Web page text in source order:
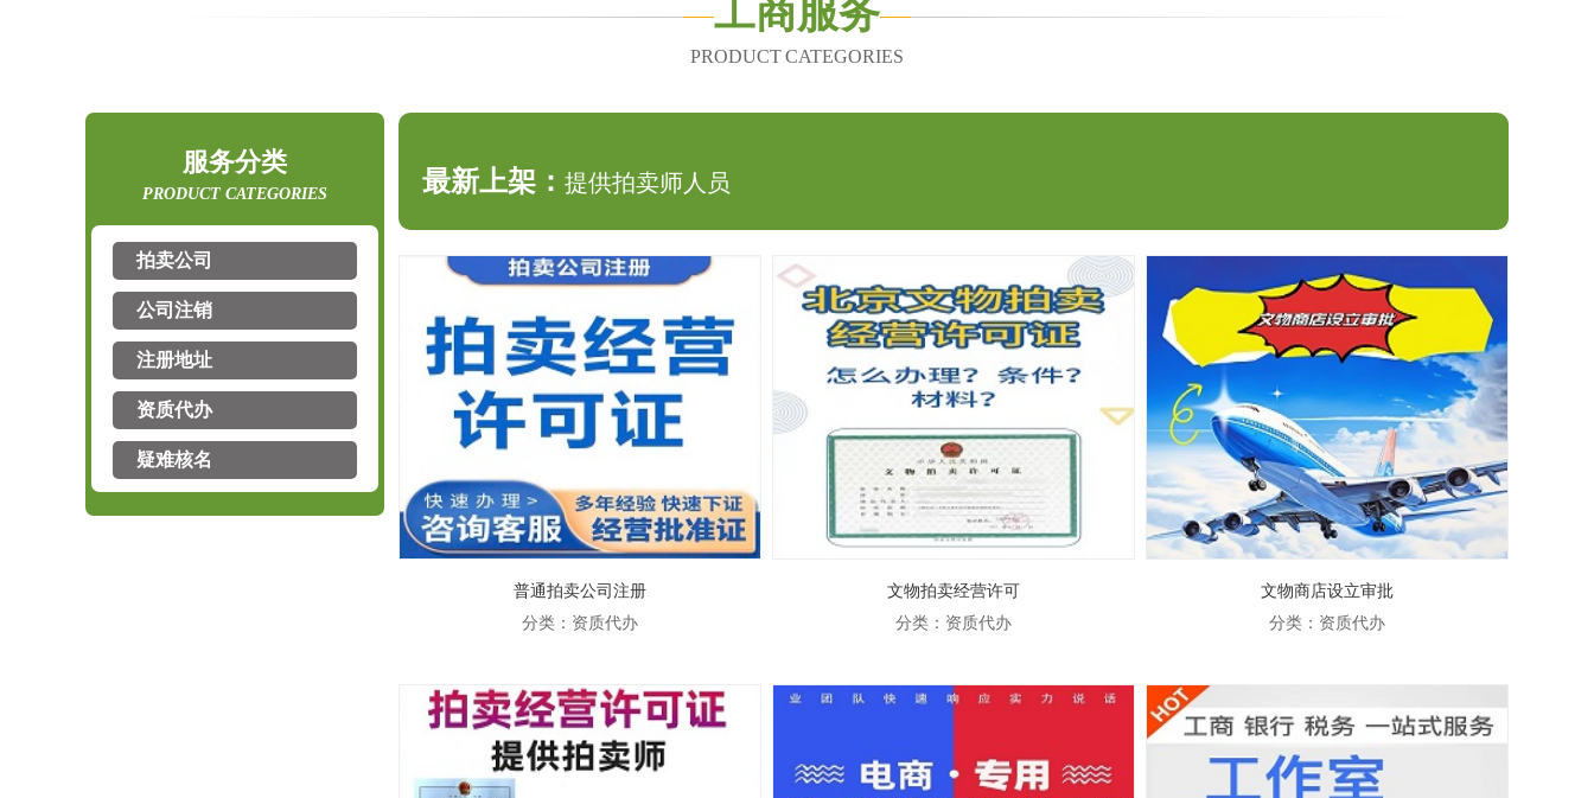
工商服务
PRODUCT CATEGORIES
服务分类
PRODUCT CATEGORIES
拍卖公司
公司注销
注册地址
资质代办
疑难核名
最新上架： 提供拍卖师人员
最新上架：个体户注册
最新上架：普通拍卖公司注册
最新上架：文物拍卖经营许可
最新上架：
普通拍卖公司注册
分类：资质代办
文物拍卖经营许可
分类：资质代办
文物商店设立审批
分类：资质代办